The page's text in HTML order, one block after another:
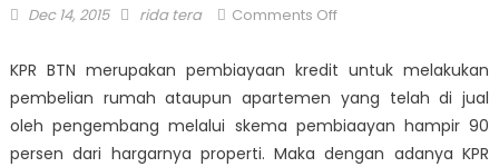
Posted
Dec 14, 2015 Author
rida tera Comments Offon
Rendah
Bunga
KPR
Bank
KPR BTN merupakan pembiayaan kredit untuk melakukan
pembelian rumah ataupun apartemen yang telah di jual
oleh pengembang melalui skema pembiaayan hampir 90
persen dari hargarnya properti. Maka dengan adanya KPR